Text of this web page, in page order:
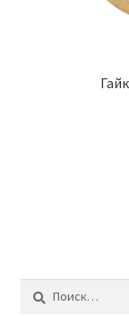
Найти: